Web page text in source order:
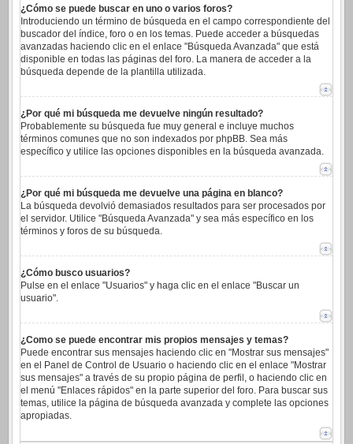
¿Cómo se puede buscar en uno o varios foros?
Introduciendo un término de búsqueda en el campo correspondiente del
buscador del índice, foro o en los temas. Puede acceder a búsquedas
avanzadas haciendo clic en el enlace "Búsqueda Avanzada" que está
disponible en todas las páginas del foro. La manera de acceder a la
búsqueda depende de la plantilla utilizada.
¿Por qué mi búsqueda me devuelve ningún resultado?
Probablemente su búsqueda fue muy general e incluye muchos
términos comunes que no son indexados por phpBB. Sea más
específico y utilice las opciones disponibles en la búsqueda avanzada.
¿Por qué mi búsqueda me devuelve una página en blanco?
La búsqueda devolvió demasiados resultados para ser procesados por
el servidor. Utilice "Búsqueda Avanzada" y sea más específico en los
términos y foros de su búsqueda.
¿Cómo busco usuarios?
Pulse en el enlace "Usuarios" y haga clic en el enlace "Buscar un
usuario".
¿Como se puede encontrar mis propios mensajes y temas?
Puede encontrar sus mensajes haciendo clic en "Mostrar sus mensajes"
en el Panel de Control de Usuario o haciendo clic en el enlace "Mostrar
sus mensajes" a través de su propio página de perfil, o haciendo clic en
el menú "Enlaces rápidos" en la parte superior del foro. Para buscar sus
temas, utilice la página de búsqueda avanzada y complete las opciones
apropiadas.